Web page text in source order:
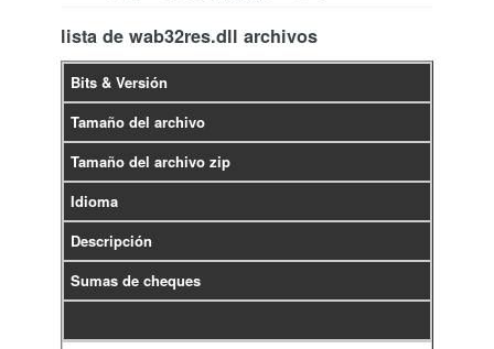
lista de wab32res.dll archivos
Bits & Versión
Tamaño del archivo
Tamaño del archivo zip
Idioma
Descripción
Sumas de cheques